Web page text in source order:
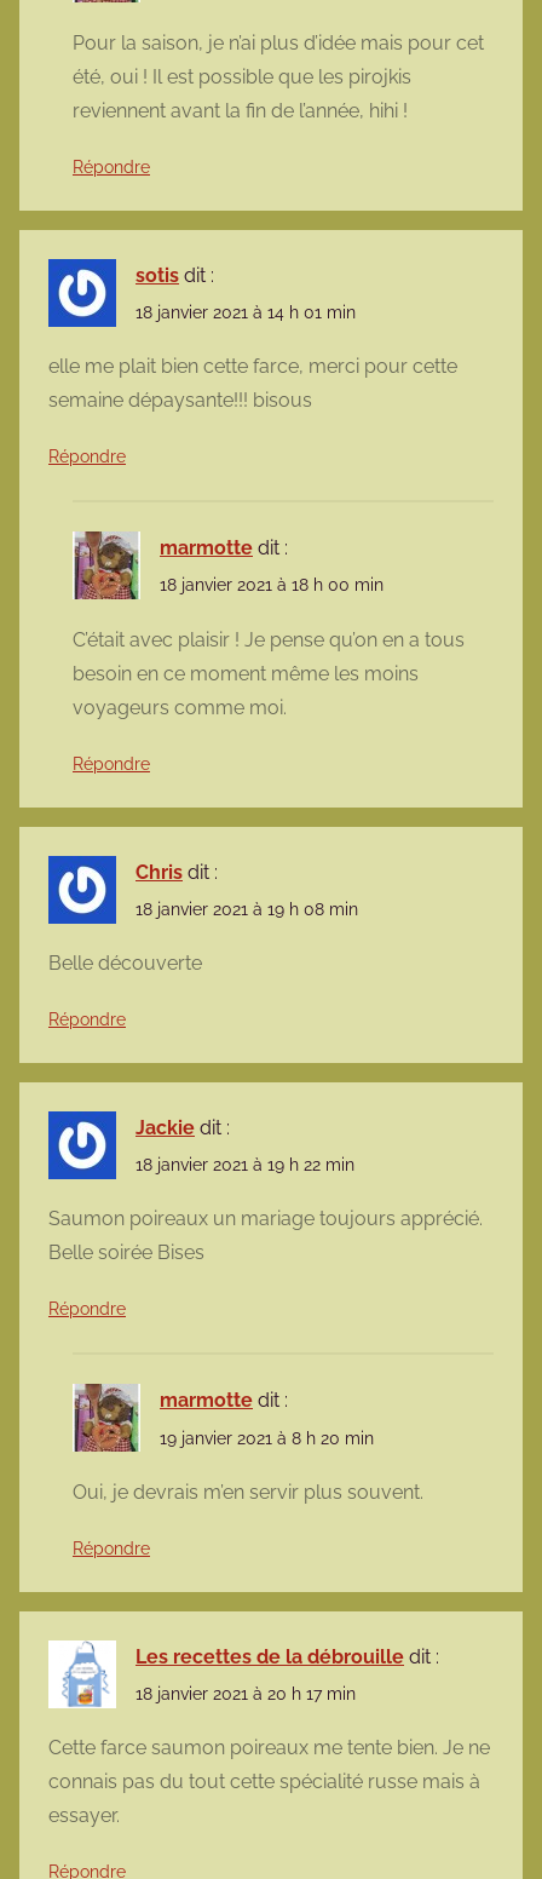
Pour la saison, je n’ai plus d’idée mais pour cet
été, oui ! Il est possible que les pirojkis
reviennent avant la fin de l’année, hihi !
Répondre
sotis dit :
18 janvier 2021 à 14 h 01 min
elle me plait bien cette farce, merci pour cette
semaine dépaysante!!! bisous
Répondre
marmotte dit :
18 janvier 2021 à 18 h 00 min
C’était avec plaisir ! Je pense qu’on en a tous
besoin en ce moment même les moins
voyageurs comme moi.
Répondre
Chris dit :
18 janvier 2021 à 19 h 08 min
Belle découverte
Répondre
Jackie dit :
18 janvier 2021 à 19 h 22 min
Saumon poireaux un mariage toujours apprécié.
Belle soirée Bises
Répondre
marmotte dit :
19 janvier 2021 à 8 h 20 min
Oui, je devrais m’en servir plus souvent.
Répondre
Les recettes de la débrouille dit :
18 janvier 2021 à 20 h 17 min
Cette farce saumon poireaux me tente bien. Je ne
connais pas du tout cette spécialité russe mais à
essayer.
Répondre